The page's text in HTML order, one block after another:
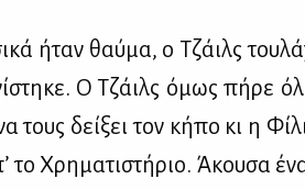
ήταν θαύ­μα, ο Τζάιλς
Ο Τζάιλς όμως πή­ρε
τους δεί­ξει τον κή­πο κι η
το Χρη­μα­τι­στή­ριο. Άκου­σα